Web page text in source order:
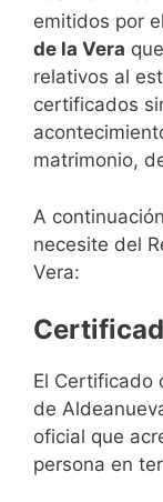
emitidos por el
de la Vera
relativos al
certificados
matrimonio,
A
necesite del
Vera:
El Certificado
de
oficial que
persona en